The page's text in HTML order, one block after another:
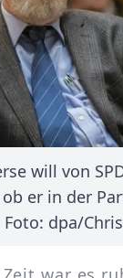
will von
er in der
dpa/